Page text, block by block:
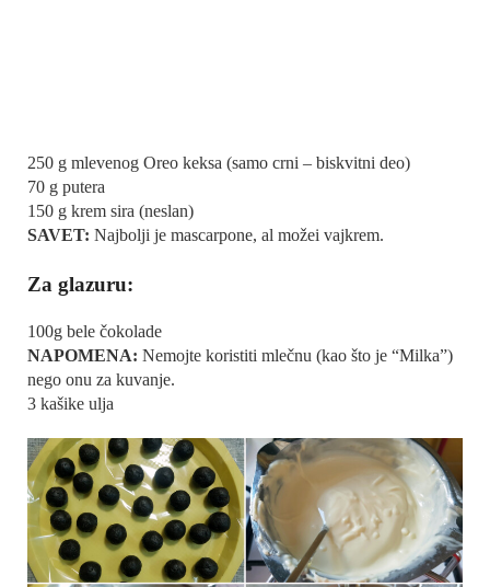
250 g mlevenog Oreo keksa (samo crni – biskvitni deo)
70 g putera
150 g krem sira (neslan)
SAVET: Najbolji je mascarpone, al možei vajkrem.
Za glazuru:
100g bele čokolade
NAPOMENA: Nemojte koristiti mlečnu (kao što je “Milka”)
nego onu za kuvanje.
3 kašike ulja